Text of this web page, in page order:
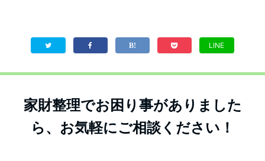
LINE
家財整理でお困り事がありました
ら、お気軽にご相談ください！